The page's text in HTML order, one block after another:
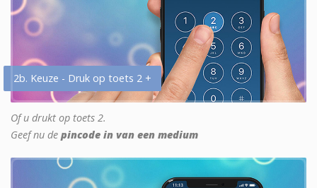
2b. Keuze - Druk op toets 2 +
Of u drukt op toets 2.
Geef nu de pincode in van een medium